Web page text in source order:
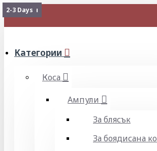
МЕНЮ
Категории
Коса
Ампули
За блясък
За боядисана
Изчерпан
2-3 Days